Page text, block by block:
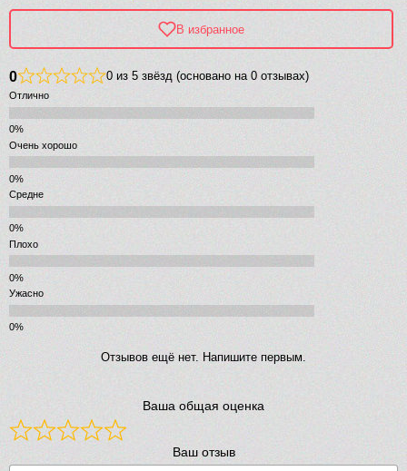
В избранное
0 0 из 5 звёзд (основано на 0 отзывах)
Отлично
Очень хорошо
Средне
Плохо
Ужасно
Отзывов ещё нет. Напишите первым.
Ваша общая оценка
Ваш отзыв